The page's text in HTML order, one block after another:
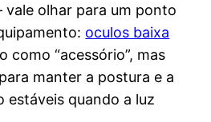
olhar para um ponto
oculos baixa
como “acessório”, mas
manter a postura e a
estáveis quando a luz